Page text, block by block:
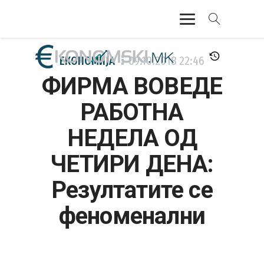
АКТУЕЛНО
ЕКОНОМИЈА
ФИНАНСИИ
БАНКАРСТВО
ЖИВОТ
МОЗАИК
ЕКОНОМИЈА 09.10.2018 22:46
ФИРМА ВОВЕДЕ
РАБОТНА
НЕДЕЛА ОД
ЧЕТИРИ ДЕНА:
Резултатите се
феноменални